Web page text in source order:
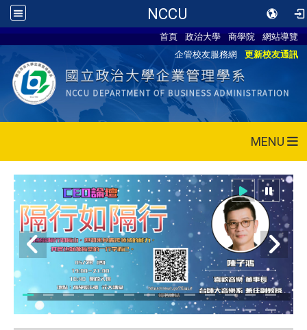
NCCU
首頁 政治大學 商學院
網站導覽
企管校友服務網
更新校友通訊
MENU
115/05/28 CEO論壇活動